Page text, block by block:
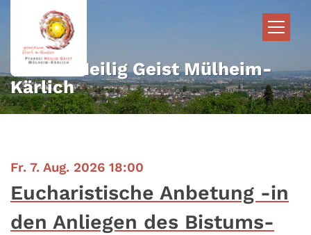
Zum Inhalt springen
Pfarrei Heilig Geist Mülheim-
Kärlich
Fr. 7. Aug. 2026 18:00
Eucharistische Anbetung -in
den Anliegen des Bistums-